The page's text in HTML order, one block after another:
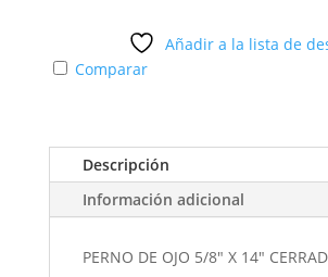
Añadir a la lista de
Comparar
Descripción
Información adicional
PERNO DE OJO 5/8" X 14"